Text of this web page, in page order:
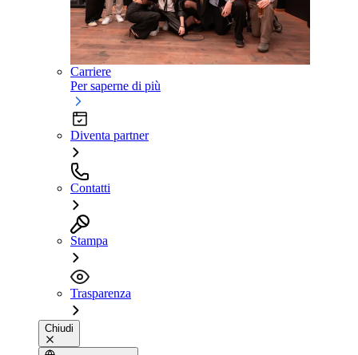
Carriere
Per saperne di più
Diventa partner
Contatti
Stampa
Trasparenza
Chiudi